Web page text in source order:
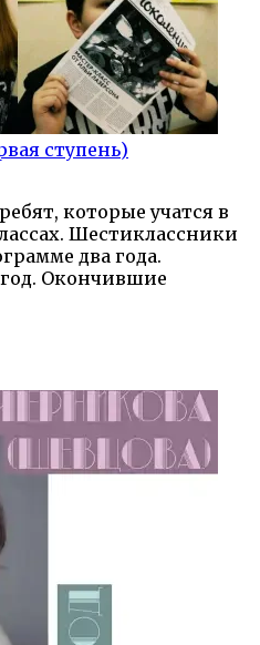
ступень)
которые учатся в
Шестиклассники
два года.
Окончившие